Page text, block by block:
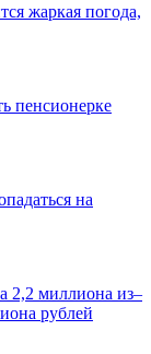
жаркая погода,
пенсионерке
на
2,2 миллиона из–
рублей